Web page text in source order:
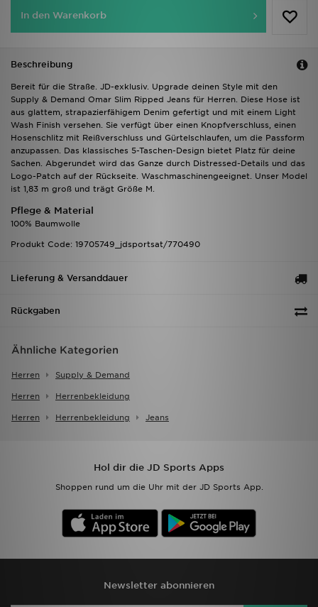
In den Warenkorb
Beschreibung
Bereit für die Straße. JD-exklusiv. Upgrade deinen Style mit den
Supply & Demand Omar Slim Ripped Jeans für Herren. Diese Hose ist
aus glattem, strapazierfähigem Denim gefertigt und mit einem Light
Wash Finish versehen. Sie verfügt über einen Knopfverschluss, einen
Hosenschlitz mit Reißverschluss und Gürtelschlaufen, um die Passform
anzupassen. Das klassisches 5-Taschen-Design bietet Platz für deine
Sachen. Abgerundet wird das Ganze durch Distressed-Details und das
Logo-Patch auf der Rückseite. Waschmaschinengeeignet. Unser Model
ist 1,83 m groß und trägt Größe M.
Pflege & Material
100% Baumwolle
Produkt Code: 19705749_jdsportsat/770490
Lieferung & Versanddauer
Rückgaben
Ähnliche Kategorien
Herren Supply & Demand
Herren Herrenbekleidung
Herren Herrenbekleidung Jeans
Hol dir die JD Sports Apps
Shoppen rund um die Uhr mit der JD Sports App.
Newsletter abonnieren